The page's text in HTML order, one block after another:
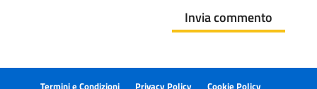
Invia commento
Termini e Condizioni Privacy Policy Cookie Policy